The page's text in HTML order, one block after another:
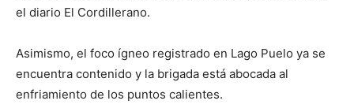
el diario El Cordillerano.
Asimismo, el foco ígneo registrado en Lago Puelo ya se
encuentra contenido y la brigada está abocada al
enfriamiento de los puntos calientes.